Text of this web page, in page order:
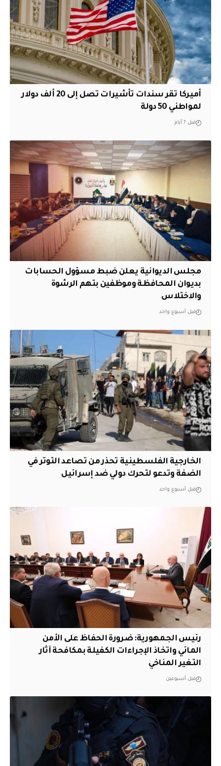
أميركا تقر سندات تأشيرات تصل إلى 20 ألف دولار
لمواطني 50 دولة
قبل 7 أيام
مجلس الديوانية يعلن ضبط مسؤول الحسابات
بديوان المحافظة وموظفين بتهم الرشوة
والاختلاس
قبل أسبوع واحد
الخارجية الفلسطينية تحذر من تصاعد التوتر في
الضفة وتدعو لتحرك دولي ضد إسرائيل
قبل أسبوع واحد
رئيس الجمهورية: ضرورة الحفاظ على الأمن
المائي واتخاذ الإجراءات الكفيلة بمكافحة آثار
التغير المناخي
قبل أسبوعين